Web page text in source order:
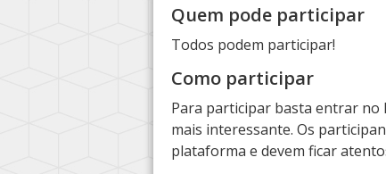
Quem pode participar
Todos podem participar!
Como participar
Para participar basta entrar
mais interessante. Os
plataforma e devem ficar